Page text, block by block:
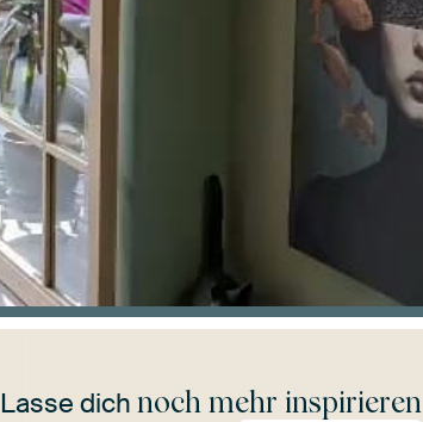
Lasse dich noch mehr inspirieren